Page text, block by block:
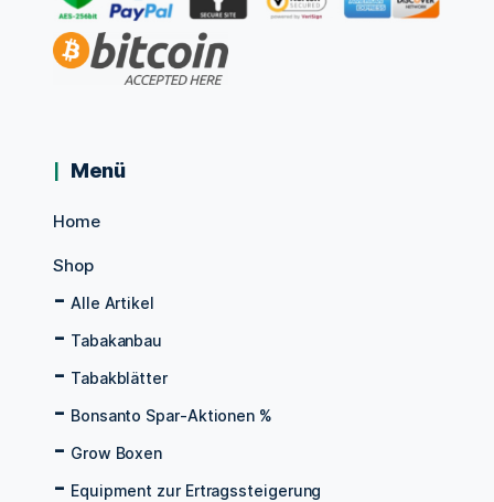
Menü
Home
Shop
Alle Artikel
Tabakanbau
Tabakblätter
Bonsanto Spar-Aktionen %
Grow Boxen
Equipment zur Ertragssteigerung